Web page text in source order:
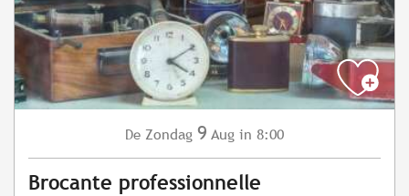
De Zondag 9 Aug in 8:00
Brocante professionnelle